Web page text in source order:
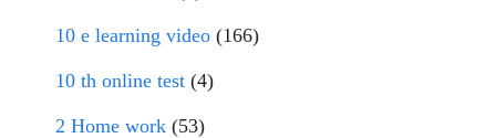
10 e learning video (166)
10 th online test (4)
2 Home work (53)